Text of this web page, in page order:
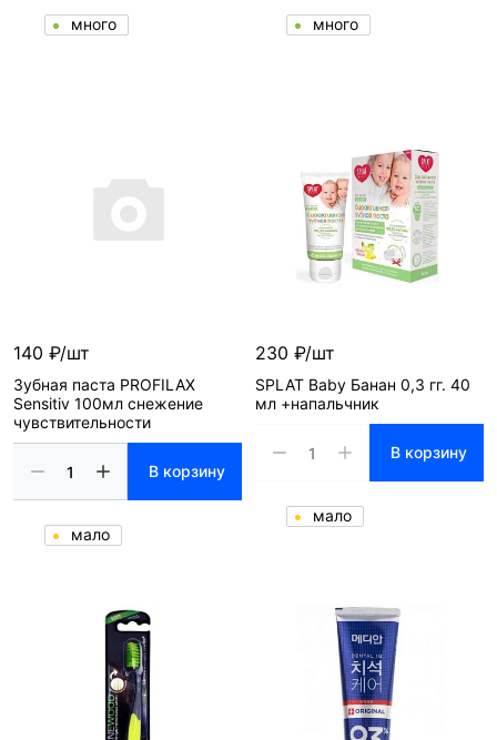
много много
140 ₽/шт
Зубная паста PROFILAX
Sensitiv 100мл снежение
чувствительности
В корзину
мало
230 ₽/шт
SPLAT Baby Банан 0,3 гг. 40
мл +напальчник
В корзину
мало